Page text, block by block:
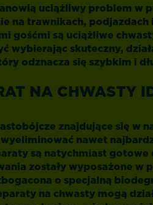
uciążliwy problem w
na trawnikach,
gośćmi są uciążliwe
wybierając skuteczny,
odznacza się szybkim i
NA CHWASTY
znajdujące się w
nawet
są natychmiast
zostały wyposażone w
o specjalną
na chwasty mogą